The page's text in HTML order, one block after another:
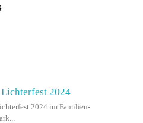
Lichterfest 2024
2024 im Familien-